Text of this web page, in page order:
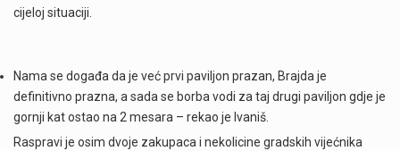
cijeloj situaciji.
Nama se događa da je već prvi paviljon prazan, Brajda je
definitivno prazna, a sada se borba vodi za taj drugi paviljon gdje je
gornji kat ostao na 2 mesara – rekao je Ivaniš.
Raspravi je osim dvoje zakupaca i nekolicine gradskih vijećnika